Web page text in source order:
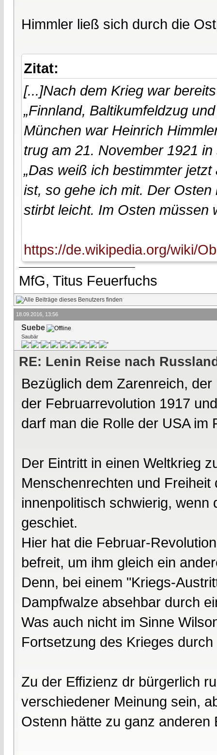
Himmler ließ sich durch die
Zitat:
[...]Nach dem Krieg war
„Finnland, Baltikumfeldzug
München war Heinrich
trug am 21. November 1921
„Das weiß ich bestimmter
ist, so gehe ich mit. Der
stirbt leicht. Im Osten müssen
https://de.wikipedia.org/wiki/
MfG, Titus Feuerfuchs
18.09.2016, 13:56
Suebe
Saubär
RE: Lenin Reise nach
Bezüglich dem Zarenreich,
der Februarrevolution 1917
darf man die Rolle der USA
Der Eintritt in einen Weltkrieg
Menschenrechten und
innenpolitisch schwierig,
geschiet.
Hier hat die Februar-
befreit, um ihm gleich ein
Denn, bei einem "Kriegs-
Dampfwalze absehbar durch
Was auch nicht im Sinne
Fortsetzung des Krieges
Zu der Effizienz dr bürgerlich
verschiedener Meinung sein,
Ostenn hätte zu ganz